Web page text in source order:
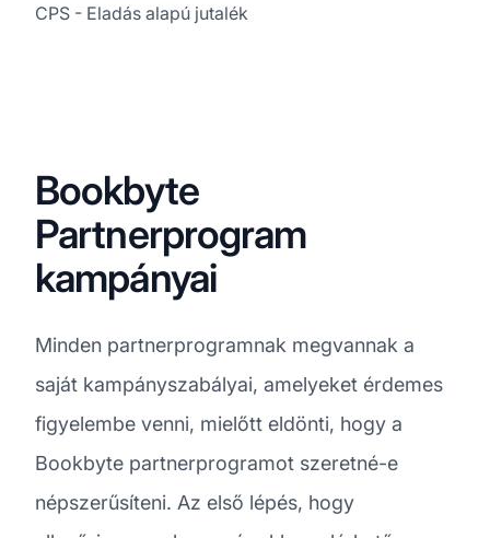
CPS - Eladás alapú jutalék
Bookbyte
Partnerprogram
kampányai
Minden partnerprogramnak megvannak a
saját kampányszabályai, amelyeket érdemes
figyelembe venni, mielőtt eldönti, hogy a
Bookbyte partnerprogramot szeretné-e
népszerűsíteni. Az első lépés, hogy